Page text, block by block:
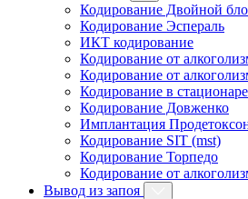
Кодирование Двойной
Кодирование Эспераль
ИКТ кодирование
Кодирование от
Кодирование от
Кодирование в стационаре
Кодирование Довженко
Имплантация
Кодирование SIT (mst)
Кодирование Торпедо
Кодирование от
Вывод из запоя